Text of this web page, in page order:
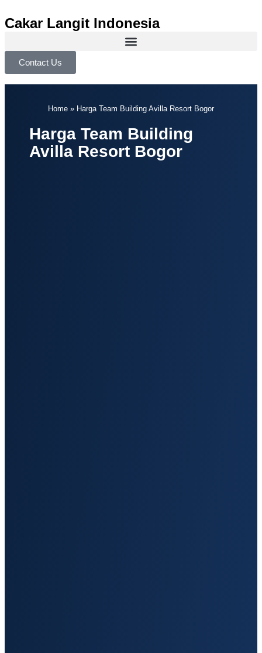
Cakar Langit Indonesia
Contact Us
Home » Harga Team Building Avilla Resort Bogor
Harga Team Building
Avilla Resort Bogor